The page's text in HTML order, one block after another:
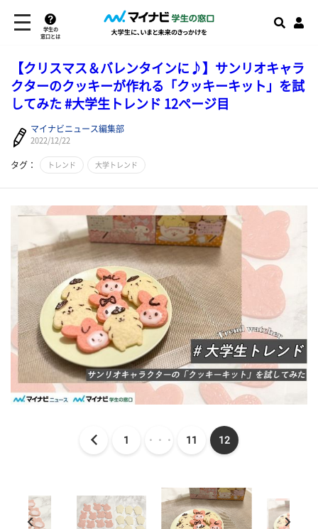
学生の
窓口とは
【クリスマス＆バレンタインに♪】サンリオキャラ
クターのクッキーが作れる「クッキーキット」を試
してみた #大学生トレンド 12ページ目
マイナビニュース編集部
2022/12/22
タグ： トレンド 大学トレンド
1 ・・・ 11 12